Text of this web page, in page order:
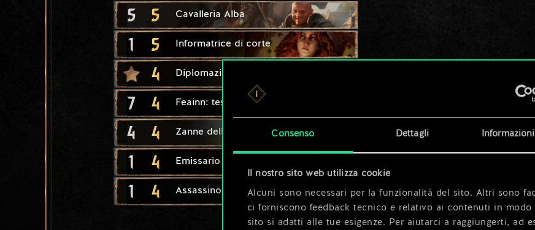
Consenso Dettagli
Il nostro sito web utilizza cookie
Alcuni sono necessari per la funzionalità del sito. Altri sono
ci forniscono feedback tecnico e relativo ai contenuti in modo
sito si adatti alle tue esigenze. Per aiutarci a raggiungerti, ad
5 5 Cavalleria Alba
1 5 Informatrice di corte
4 Diplomazia imperiale
7 4 Feainn: testuggine
4 4 Zanne dell'Impero
1 4 Emissario
1 4 Assassino mago x2